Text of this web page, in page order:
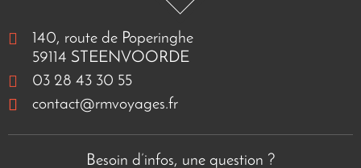
140, route de Poperinghe
59114 STEENVOORDE
03 28 43 30 55
contact@rmvoyages.fr
Besoin d’infos, une question ?